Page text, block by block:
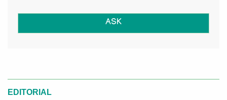
ASK
EDITORIAL